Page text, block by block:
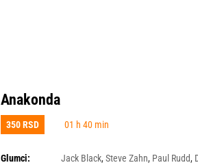
Anakonda
350 RSD 01 h 40 min
Glumci: Jack Black, Steve Zahn, Paul Rudd,